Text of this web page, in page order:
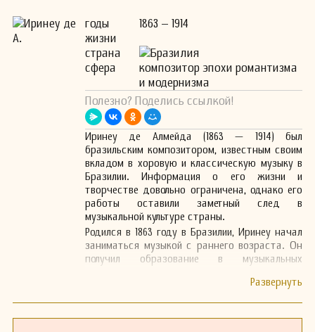
годы
жизни
1863 – 1914
страна
Бразилия
сфера
композитор эпохи романтизма
и модернизма
Полезно? Поделись ссылкой!
Иринеу де Алмейда (1863 — 1914) был
бразильским композитором, известным своим
вкладом в хоровую и классическую музыку в
Бразилии. Информация о его жизни и
творчестве довольно ограничена, однако его
работы оставили заметный след в
музыкальной культуре страны.
Родился в 1863 году в Бразилии, Иринеу начал
заниматься музыкой с раннего возраста. Он
получил образование в музыкальных
как выдающийся композитор и дирижер. В